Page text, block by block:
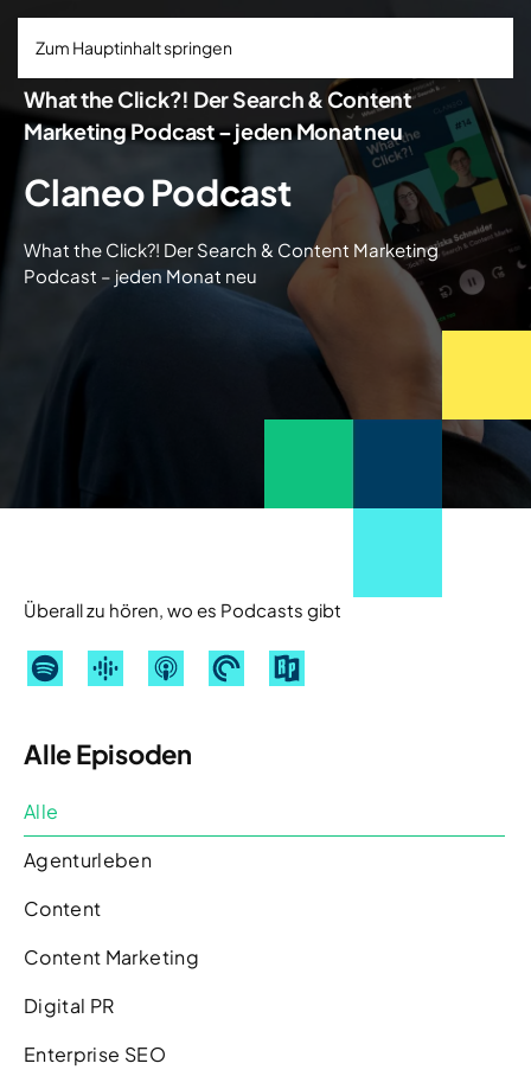
Zum Hauptinhalt springen
What the Click?! Der Search & Content
Marketing Podcast – jeden Monat neu
Claneo Podcast
What the Click?! Der Search & Content Marketing
Podcast – jeden Monat neu
Überall zu hören, wo es Podcasts gibt
Alle Episoden
Alle
Agenturleben
Content
Content Marketing
Digital PR
Enterprise SEO